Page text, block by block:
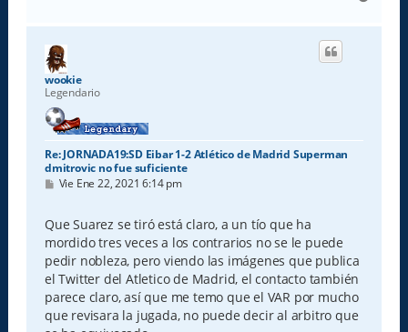
r
wookie
Legendario
Re: JORNADA19:SD Eibar 1-2 Atlético de Madrid Superman
dmitrovic no fue suficiente
M
s
a
j
e
Vie Ene 22, 2021 6:14 pm
Que Suarez se tiró está claro, a un tío que ha
mordido tres veces a los contrarios no se le puede
pedir nobleza, pero viendo las imágenes que publica
el Twitter del Atletico de Madrid, el contacto también
parece claro, así que me temo que el VAR por mucho
que revisara la jugada, no puede decir al arbitro que